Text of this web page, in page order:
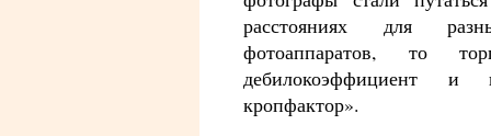
расстояниях для
фотоаппаратов, то
дебилокоэффициент и
кропфактор».